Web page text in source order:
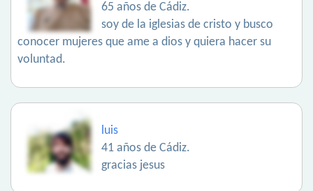
65 años de Cádiz.
soy de la iglesias de cristo y busco
conocer mujeres que ame a dios y quiera hacer su
voluntad.
luis
41 años de Cádiz.
gracias jesus